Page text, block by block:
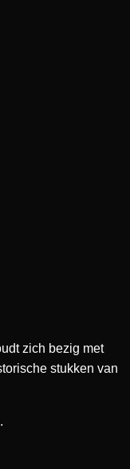
zich bezig met
stukken van